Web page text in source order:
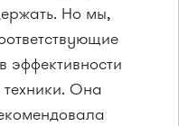
Но мы,
эффективности
Она